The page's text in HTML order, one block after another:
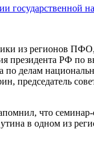
из регионов
президента РФ
по делам
председатель
что
в одном из